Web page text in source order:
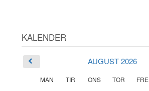
KALENDER
AUGUST 2026
MAN TIR ONS TOR FRE